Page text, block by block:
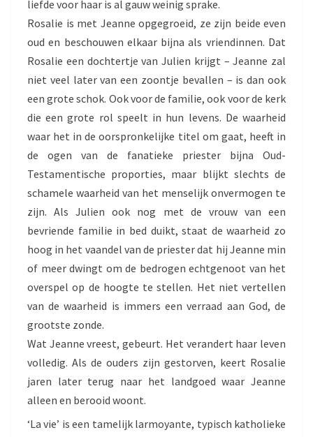
liefde voor haar is al gauw weinig sprake.
Rosalie is met Jeanne opgegroeid, ze zijn beide even
oud en beschouwen elkaar bijna als vriendinnen. Dat
Rosalie een dochtertje van Julien krijgt – Jeanne zal
niet veel later van een zoontje bevallen – is dan ook
een grote schok. Ook voor de familie, ook voor de kerk
die een grote rol speelt in hun levens. De waarheid
waar het in de oorspronkelijke titel om gaat, heeft in
de ogen van de fanatieke priester bijna Oud-
Testamentische proporties, maar blijkt slechts de
schamele waarheid van het menselijk onvermogen te
zijn. Als Julien ook nog met de vrouw van een
bevriende familie in bed duikt, staat de waarheid zo
hoog in het vaandel van de priester dat hij Jeanne min
of meer dwingt om de bedrogen echtgenoot van het
overspel op de hoogte te stellen. Het niet vertellen
van de waarheid is immers een verraad aan God, de
grootste zonde.
Wat Jeanne vreest, gebeurt. Het verandert haar leven
volledig. Als de ouders zijn gestorven, keert Rosalie
jaren later terug naar het landgoed waar Jeanne
alleen en berooid woont.
‘La vie’ is een tamelijk larmoyante, typisch katholieke